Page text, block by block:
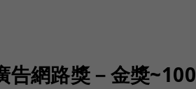
告網路獎－金獎~100